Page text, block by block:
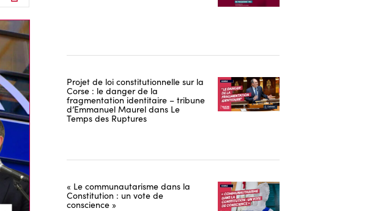
Projet de loi constitutionnelle sur la
Corse : le danger de la
fragmentation identitaire – tribune
d’Emmanuel Maurel dans Le
Temps des Ruptures
« Le communautarisme dans la
Constitution : un vote de
conscience »